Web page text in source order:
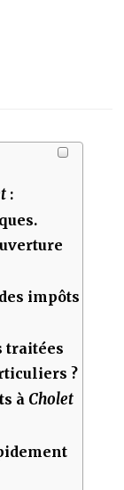
:
impôts
traitées
?
à Cholet